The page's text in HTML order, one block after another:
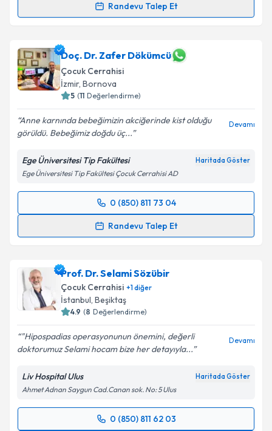
Randevu Talep Et
takvim hazırlandığında e-posta ile bilgilendireceğiz.
E-posta Adresiniz
Kişisel verilerimin işlenmesine ilişkin
kapsamda işlenmesini kabul ediyorum.
Takvim Talebini Gönder
Doç. Dr. Zafer Dökümcü
Çocuk Cerrahisi
İzmir, Bornova
5 (11 Değerlendirme)
Anne karnında bebeğimizin akciğerinde kist olduğu
görüldü. Bebeğimiz doğdu üç...
Devamı
Ege Üniversitesi Tip Fakültesi Haritada Göster
Ege Üniversitesi Tip Fakültesi Çocuk Cerrahisi AD
0 (850) 811 73 04
Randevu Talep Et
Randevu Takvimi Talebi
takvim hazırlandığında e-posta ile bilgilendireceğiz.
E-posta Adresiniz
Kişisel verilerimin işlenmesine ilişkin
kapsamda işlenmesini kabul ediyorum.
Takvim Talebini Gönder
Prof. Dr. Selami Sözübir
Çocuk Cerrahisi +1diğer
İstanbul, Beşiktaş
4.9 (8 Değerlendirme)
"Hipospadias operasyonunun önemini, değerli
doktorumuz Selami hocam bize her detayıyla...
Devamı
Liv Hospital Ulus Haritada Göster
Ahmet Adnan Saygun Cad.Canan sok. No: 5 Ulus
0 (850) 811 62 03
Randevu Takvimi Talebi